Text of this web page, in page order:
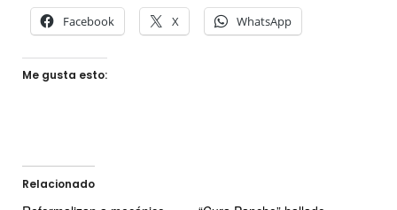
Facebook X WhatsApp
Me gusta esto:
Relacionado